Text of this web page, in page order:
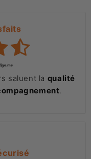
saluent la qualité